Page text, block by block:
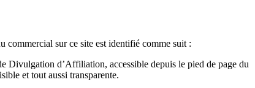
commercial sur ce site est identifié comme suit :
Divulgation d’Affiliation, accessible depuis le pied de page du
et tout aussi transparente.